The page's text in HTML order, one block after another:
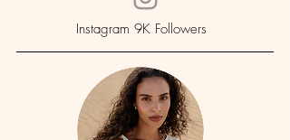
Instagram 9K Followers